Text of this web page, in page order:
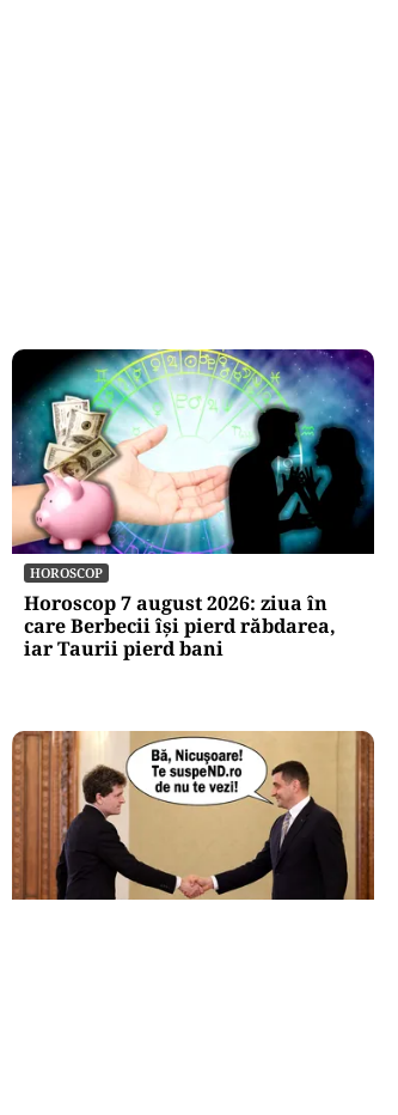
HOROSCOP
Horoscop 7 august 2026: ziua în
care Berbecii își pierd răbdarea,
iar Taurii pierd bani